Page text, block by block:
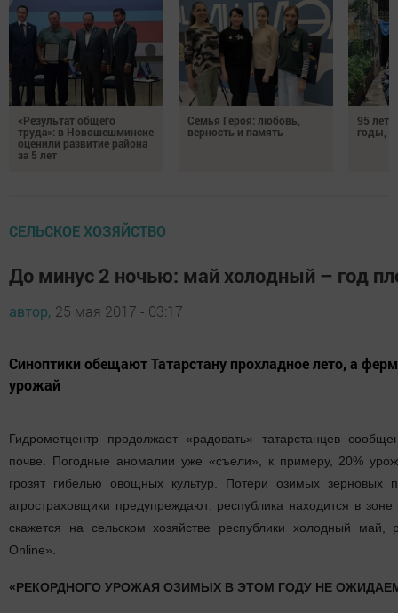
«Результат общего
труда»: в Новошешминске
оценили развитие района
за 5 лет
Семья Героя: любовь,
верность и память
95 лет
годы,
СЕЛЬСКОЕ ХОЗЯЙСТВО
До минус 2 ночью: май холодный – год
автор, 25 мая 2017 - 03:17
Синоптики обещают Татарстану прохладное лето, а
урожай
Гидрометцентр продолжает «радовать» татарстанцев
почве. Погодные аномалии уже «съели», к примеру, 20%
грозят гибелью овощных культур. Потери озимых
агростраховщики предупреждают: республика находится в
скажется на сельском хозяйстве республики холодный
Online».
«РЕКОРДНОГО УРОЖАЯ ОЗИМЫХ В ЭТОМ ГОДУ НЕ